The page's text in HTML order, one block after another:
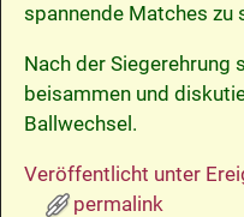
spannende Matches zu
Nach der Siegerehrung
beisammen und
Ballwechsel.
Veröffentlicht unter
permalink